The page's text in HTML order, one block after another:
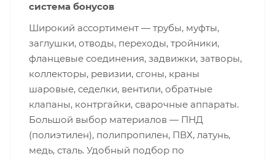
система бонусов
Широкий ассортимент — трубы, муфты,
заглушки, отводы, переходы, тройники,
фланцевые соединения, задвижки, затворы,
коллекторы, ревизии, сгоны, краны
шаровые, седелки, вентили, обратные
клапаны, контргайки, сварочные аппараты.
Большой выбор материалов — ПНД
(полиэтилен), полипропилен, ПВХ, латунь,
медь, сталь. Удобный подбор по